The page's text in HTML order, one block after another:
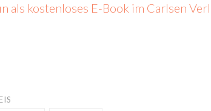
als kostenloses E-Book im Carlsen